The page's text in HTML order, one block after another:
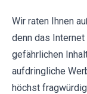
Wir raten Ihnen
denn das
gefährlichen
aufdringliche
höchst